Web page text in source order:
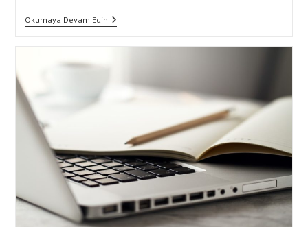
Okumaya Devam EdinTez
Özeti
Ile
Metin